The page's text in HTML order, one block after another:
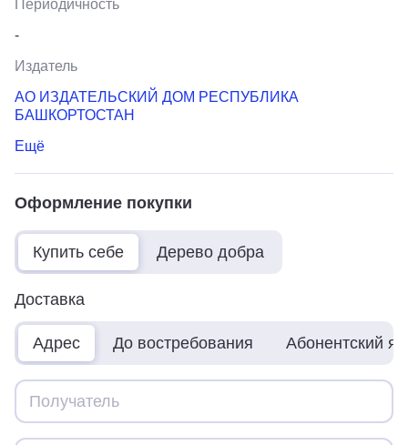
Периодичность
-
Издатель
АО ИЗДАТЕЛЬСКИЙ ДОМ РЕСПУБЛИКА
БАШКОРТОСТАН
Ещё
Оформление покупки
Купить себе Дерево добра
Доставка
Адрес До востребования Абонентский